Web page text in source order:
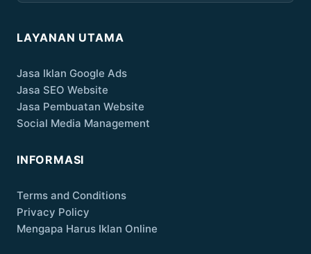
LAYANAN UTAMA
Jasa Iklan Google Ads
Jasa SEO Website
Jasa Pembuatan Website
Social Media Management
INFORMASI
Terms and Conditions
Privacy Policy
Mengapa Harus Iklan Online